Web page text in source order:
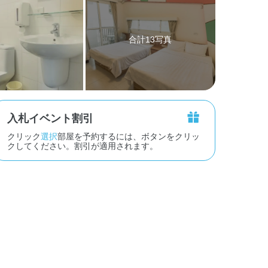
合計13写真
入札イベント割引
クリック選択部屋を予約するには、ボタンをクリッ
クしてください。割引が適用されます。